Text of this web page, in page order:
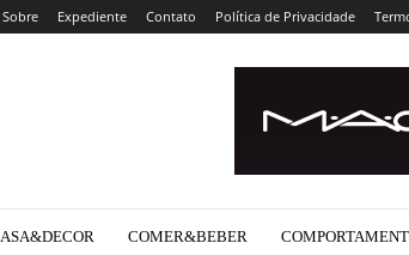
Sobre Expediente Contato Política de Privacidade
COMER&BEBER